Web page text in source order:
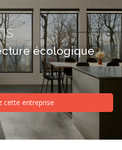
écologique
cette entreprise